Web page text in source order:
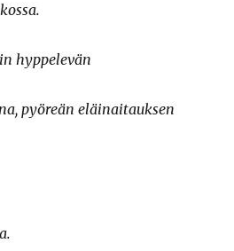
hyppelevän
pyöreän eläinaitauksen